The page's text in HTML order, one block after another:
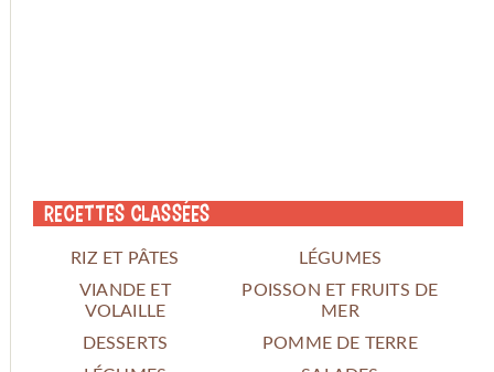
Recettes classées
RIZ ET PÂTES
LÉGUMES
VIANDE ET
VOLAILLE
POISSON ET FRUITS DE
MER
DESSERTS
POMME DE TERRE